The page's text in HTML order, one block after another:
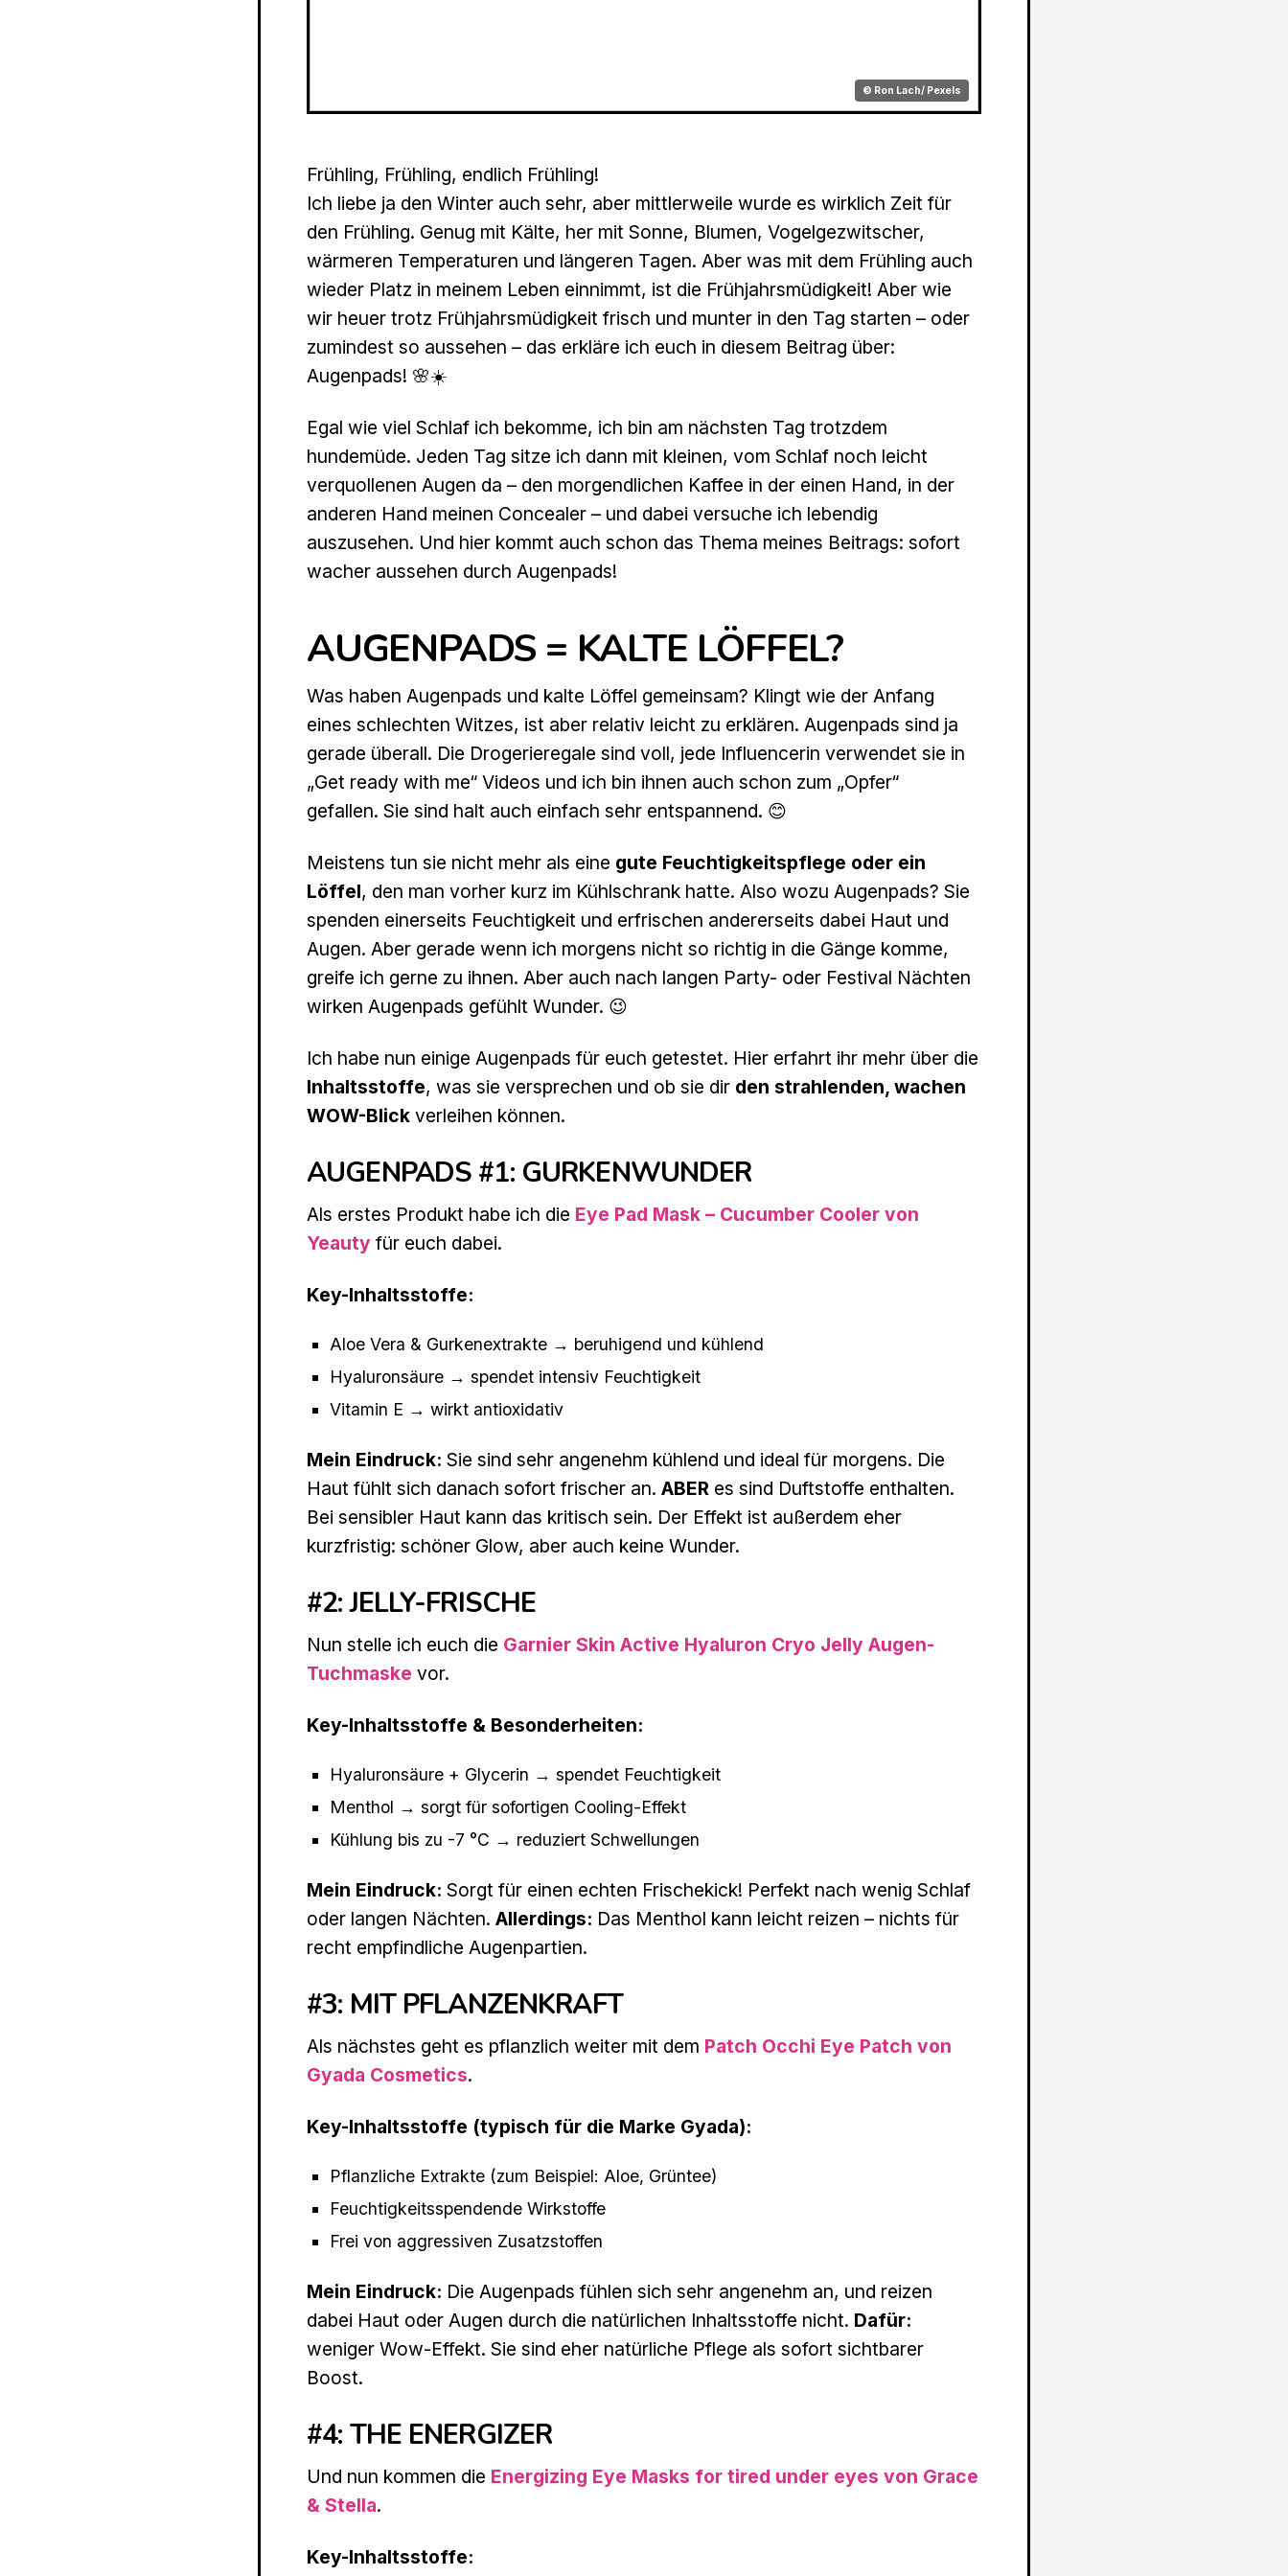
© Ron Lach/ Pexels
Frühling, Frühling, endlich Frühling!
Ich liebe ja den Winter auch sehr, aber mittlerweile wurde es wirklich Zeit für
den Frühling. Genug mit Kälte, her mit Sonne, Blumen, Vogelgezwitscher,
wärmeren Temperaturen und längeren Tagen. Aber was mit dem Frühling auch
wieder Platz in meinem Leben einnimmt, ist die Frühjahrsmüdigkeit! Aber wie
wir heuer trotz Frühjahrsmüdigkeit frisch und munter in den Tag starten – oder
zumindest so aussehen – das erkläre ich euch in diesem Beitrag über:
Augenpads! 🌸☀️
Egal wie viel Schlaf ich bekomme, ich bin am nächsten Tag trotzdem
hundemüde. Jeden Tag sitze ich dann mit kleinen, vom Schlaf noch leicht
verquollenen Augen da – den morgendlichen Kaffee in der einen Hand, in der
anderen Hand meinen Concealer – und dabei versuche ich lebendig
auszusehen. Und hier kommt auch schon das Thema meines Beitrags: sofort
wacher aussehen durch Augenpads!
AUGENPADS = KALTE LÖFFEL?
Was haben Augenpads und kalte Löffel gemeinsam? Klingt wie der Anfang
eines schlechten Witzes, ist aber relativ leicht zu erklären. Augenpads sind ja
gerade überall. Die Drogerieregale sind voll, jede Influencerin verwendet sie in
„Get ready with me“ Videos und ich bin ihnen auch schon zum „Opfer“
gefallen. Sie sind halt auch einfach sehr entspannend. 😊
Meistens tun sie nicht mehr als eine gute Feuchtigkeitspflege oder ein
Löffel, den man vorher kurz im Kühlschrank hatte. Also wozu Augenpads? Sie
spenden einerseits Feuchtigkeit und erfrischen andererseits dabei Haut und
Augen. Aber gerade wenn ich morgens nicht so richtig in die Gänge komme,
greife ich gerne zu ihnen. Aber auch nach langen Party- oder Festival Nächten
wirken Augenpads gefühlt Wunder. 😉
Ich habe nun einige Augenpads für euch getestet. Hier erfahrt ihr mehr über die
Inhaltsstoffe, was sie versprechen und ob sie dir den strahlenden, wachen
WOW-Blick verleihen können.
AUGENPADS #1: GURKENWUNDER
Als erstes Produkt habe ich die Eye Pad Mask – Cucumber Cooler von
Yeauty für euch dabei.
Key-Inhaltsstoffe:
Aloe Vera & Gurkenextrakte → beruhigend und kühlend
Hyaluronsäure → spendet intensiv Feuchtigkeit
Vitamin E → wirkt antioxidativ
Mein Eindruck: Sie sind sehr angenehm kühlend und ideal für morgens. Die
Haut fühlt sich danach sofort frischer an. ABER es sind Duftstoffe enthalten.
Bei sensibler Haut kann das kritisch sein. Der Effekt ist außerdem eher
kurzfristig: schöner Glow, aber auch keine Wunder.
#2: JELLY-FRISCHE
Nun stelle ich euch die Garnier Skin Active Hyaluron Cryo Jelly Augen-
Tuchmaske vor.
Key-Inhaltsstoffe & Besonderheiten:
Hyaluronsäure + Glycerin → spendet Feuchtigkeit
Menthol → sorgt für sofortigen Cooling-Effekt
Kühlung bis zu -7 °C → reduziert Schwellungen
Mein Eindruck: Sorgt für einen echten Frischekick! Perfekt nach wenig Schlaf
oder langen Nächten. Allerdings: Das Menthol kann leicht reizen – nichts für
recht empfindliche Augenpartien.
#3: MIT PFLANZENKRAFT
Als nächstes geht es pflanzlich weiter mit dem Patch Occhi Eye Patch von
Gyada Cosmetics.
Key-Inhaltsstoffe (typisch für die Marke Gyada):
Pflanzliche Extrakte (zum Beispiel: Aloe, Grüntee)
Feuchtigkeitsspendende Wirkstoffe
Frei von aggressiven Zusatzstoffen
Mein Eindruck: Die Augenpads fühlen sich sehr angenehm an, und reizen
dabei Haut oder Augen durch die natürlichen Inhaltsstoffe nicht. Dafür:
weniger Wow-Effekt. Sie sind eher natürliche Pflege als sofort sichtbarer
Boost.
#4: THE ENERGIZER
Und nun kommen die Energizing Eye Masks for tired under eyes von Grace
& Stella.
Key-Inhaltsstoffe: